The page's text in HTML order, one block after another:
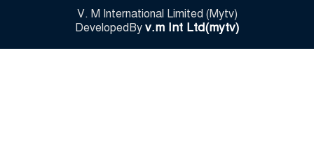
V. M International Limited (Mytv)
DevelopedBy v.m Int Ltd(mytv)